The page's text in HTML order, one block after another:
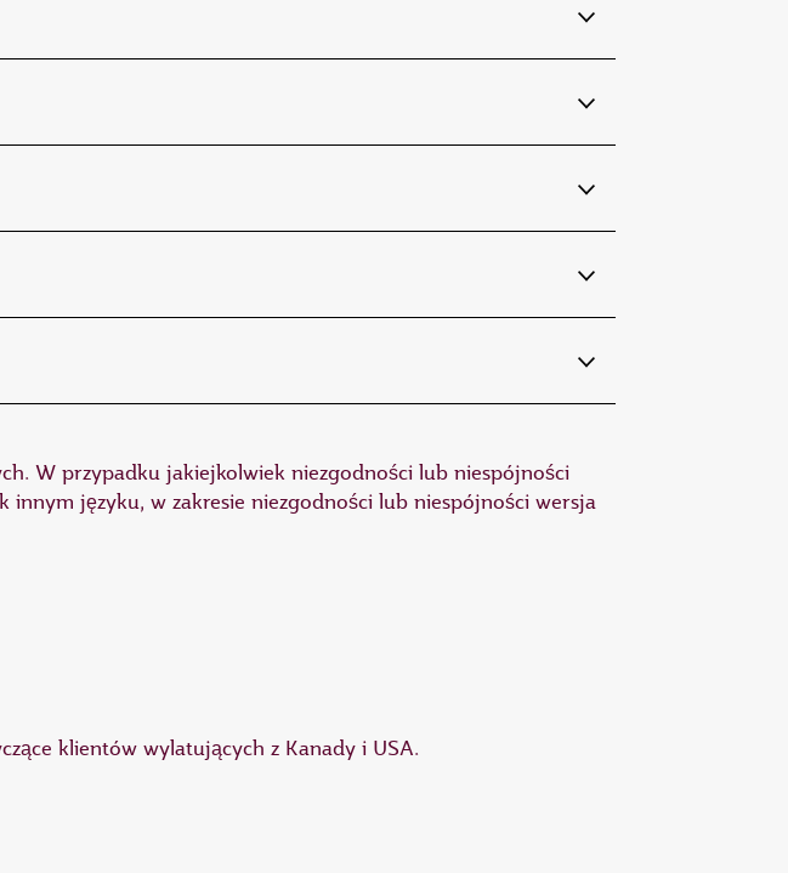
W przypadku jakiejkolwiek niezgodności lub niespójności
języku, w zakresie niezgodności lub niespójności wersja
klientów wylatujących z Kanady i USA.